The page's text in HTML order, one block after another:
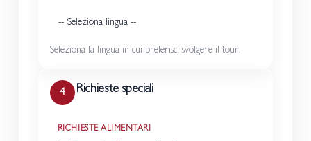
Seleziona la lingua in cui preferisci svolgere il tour.
4 Richieste speciali
RICHIESTE ALIMENTARI